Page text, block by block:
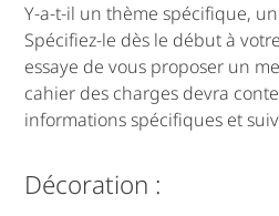
Y-a-t-il un thème spécifique,
Spécifiez-le dès le début à
essaye de vous proposer un
cahier des charges devra
informations spécifiques et
Décoration :